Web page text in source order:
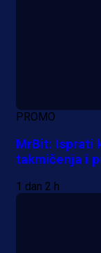
PROMO
MrBit: Isprati
takmičenja i
1 dan 2 h